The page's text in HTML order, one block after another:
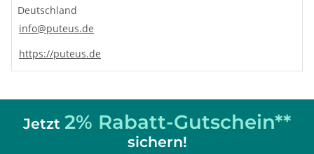
Deutschland
info@puteus.de
https://puteus.de
Jetzt 2% Rabatt-Gutschein**
sichern!